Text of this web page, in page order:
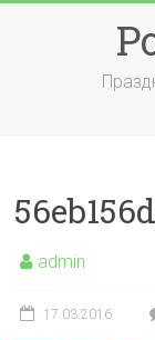
admin
17.03.2016